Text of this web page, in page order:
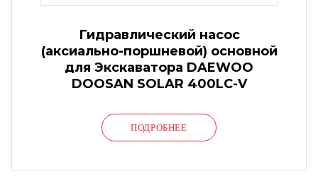
Гидравлический насос
(аксиально-поршневой) основной
для Экскаватора DAEWOO
DOOSAN SOLAR 400LC-V
ПОДРОБНЕЕ